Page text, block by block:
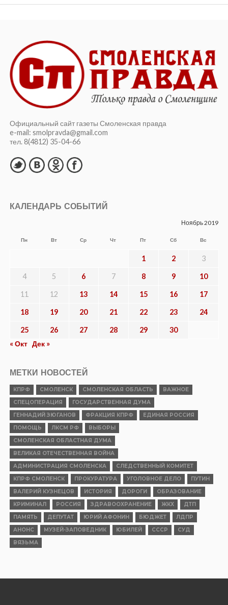
Официальный сайт газеты Смоленская правда
e-mail: smolpravda@gmail.com
тел. 8(4812) 35-04-66
КАЛЕНДАРЬ СОБЫТИЙ
Ноябрь 2019
Пн Вт Ср Чт Пт Сб Вс
1 2 3
4 5 6 7 8 9 10
11 12 13 14 15 16 17
18 19 20 21 22 23 24
25 26 27 28 29
30
« Окт Дек »
МЕТКИ НОВОСТЕЙ
КПРФ СМОЛЕНСК СМОЛЕНСКАЯ ОБЛАСТЬ
ВАЖНОЕ
СПЕЦОПЕРАЦИЯ
ГОСУДАРСТВЕННАЯ ДУМА
ГЕННАДИЙ ЗЮГАНОВ
ФРАКЦИЯ КПРФ
ЕДИНАЯ РОССИЯ
ПОМОЩЬ
ЛКСМ РФ
ВЫБОРЫ
СМОЛЕНСКАЯ ОБЛАСТНАЯ ДУМА
ВЕЛИКАЯ ОТЕЧЕСТВЕННАЯ ВОЙНА
АДМИНИСТРАЦИЯ СМОЛЕНСКА
СЛЕДСТВЕННЫЙ КОМИТЕТ
КПРФ СМОЛЕНСК
ПРОКУРАТУРА УГОЛОВНОЕ ДЕЛО
ПУТИН
ВАЛЕРИЙ КУЗНЕЦОВ
ИСТОРИЯ ДОРОГИ
ОБРАЗОВАНИЕ
КРИМИНАЛ
РОССИЯ ЗДРАВООХРАНЕНИЕ ЖКХ
ДТП
ПАМЯТЬ
ДЕПУТАТ ЮРИЙ АФОНИН БЮДЖЕТ
ЛДПР
АНОНС
МУЗЕЙ-ЗАПОВЕДНИК ЮБИЛЕЙ СССР
СУД
ВЯЗЬМА